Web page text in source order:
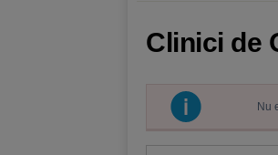
Clinici de
Nu